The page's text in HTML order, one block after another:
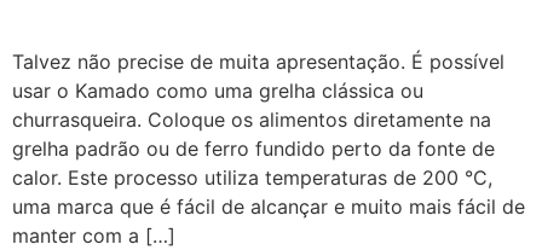
Talvez não precise de muita apresentação. É possível
usar o Kamado como uma grelha clássica ou
churrasqueira. Coloque os alimentos diretamente na
grelha padrão ou de ferro fundido perto da fonte de
calor. Este processo utiliza temperaturas de 200 °C,
uma marca que é fácil de alcançar e muito mais fácil de
manter com a […]